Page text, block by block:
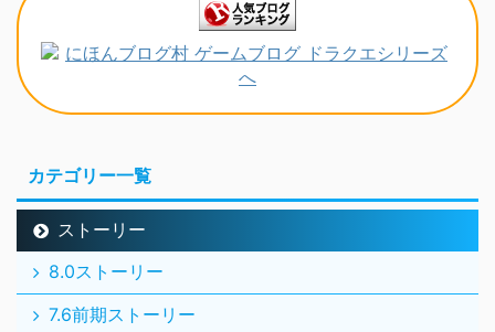
カテゴリー一覧
ストーリー
8.0ストーリー
7.6前期ストーリー